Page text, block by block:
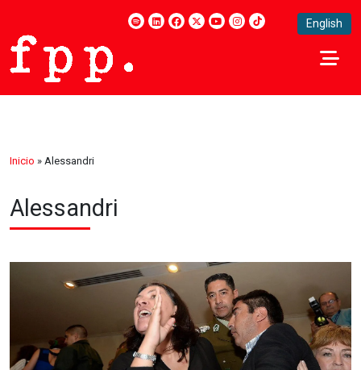
English
Inicio » Alessandri
Alessandri